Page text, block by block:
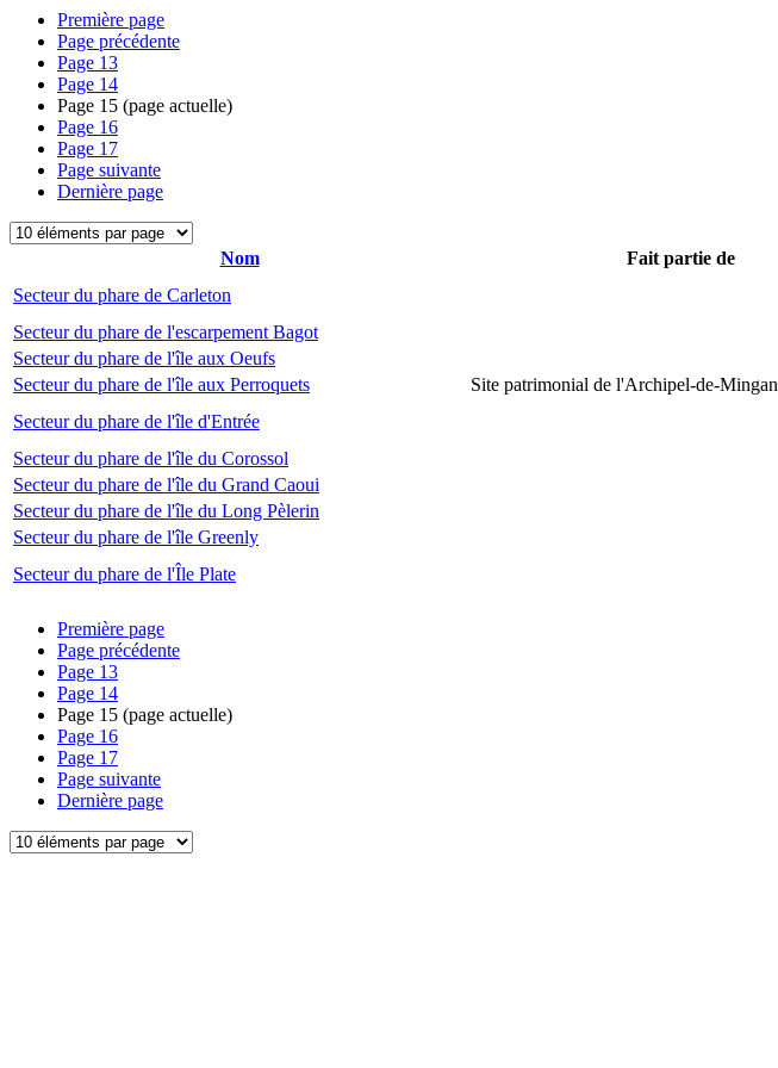
Première page
Page précédente
Page 13
Page 14
Page 15 (page actuelle)
Page 16
Page 17
Page suivante
Dernière page
Nom Fait partie de
Secteur du phare de Carleton
Secteur du phare de l'escarpement Bagot
Secteur du phare de l'île aux Oeufs
Secteur du phare de l'île aux Perroquets
Site patrimonial de l'Archipel-de-Mingan
Secteur du phare de l'île d'Entrée
Secteur du phare de l'île du Corossol
Secteur du phare de l'île du Grand Caoui
Secteur du phare de l'île du Long Pèlerin
Secteur du phare de l'île Greenly
Secteur du phare de l'Île Plate
Première page
Page précédente
Page 13
Page 14
Page 15 (page actuelle)
Page 16
Page 17
Page suivante
Dernière page